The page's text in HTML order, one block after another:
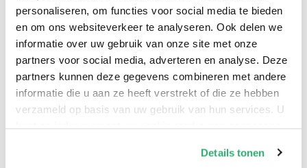
personaliseren, om functies voor social media te bieden
en om ons websiteverkeer te analyseren. Ook delen we
informatie over uw gebruik van onze site met onze
partners voor social media, adverteren en analyse. Deze
partners kunnen deze gegevens combineren met andere
informatie die u aan ze heeft verstrekt of die ze hebben
verzameld op basis van uw gebruik van hun services. U
kunt op ieder moment uw cookievoorkeuren aanpassen
Details tonen